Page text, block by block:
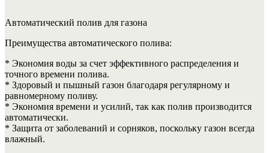
Автоматический полив для газона
Преимущества автоматического полива:
* Экономия воды за счет эффективного распределения и
точного времени полива.
* Здоровый и пышный газон благодаря регулярному и
равномерному поливу.
* Экономия времени и усилий, так как полив производится
автоматически.
* Защита от заболеваний и сорняков, поскольку газон всегда
влажный.